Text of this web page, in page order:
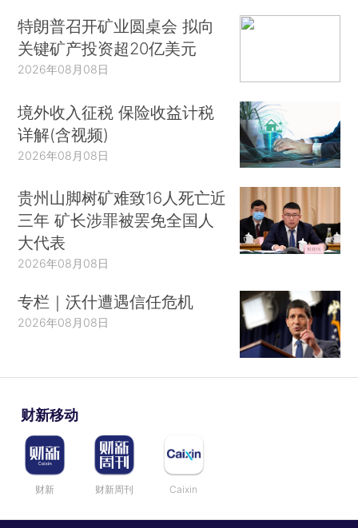
特朗普召开矿业圆桌会 拟向
关键矿产投资超20亿美元
2026年08月08日
境外收入征税 保险收益计税
详解(含视频)
2026年08月08日
贵州山脚树矿难致16人死亡近
三年 矿长涉罪被罢免全国人
大代表
2026年08月08日
专栏｜沃什遭遇信任危机
2026年08月08日
财新移动
财新 财新周刊 Caixin